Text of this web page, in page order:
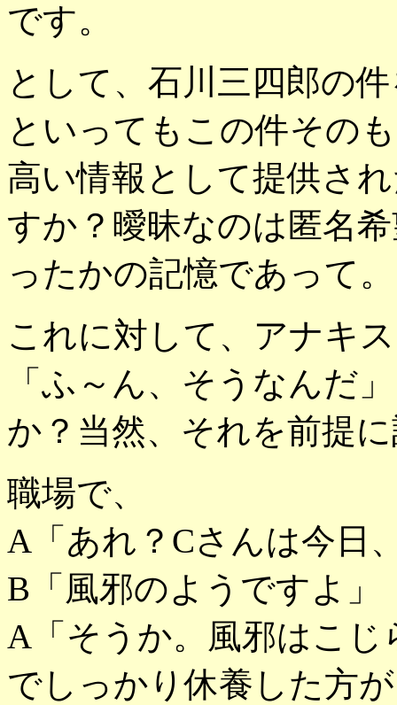
です。
として、石川三四郎の
といってもこの件その
高い情報として提供さ
すか？曖昧なのは匿名
ったかの記憶であって。
これに対して、アナキ
「ふ～ん、そうなんだ
か？当然、それを前提
職場で、
A「あれ？Cさんは今
B「風邪のようですよ」
A「そうか。風邪はこ
でしっかり休養した方